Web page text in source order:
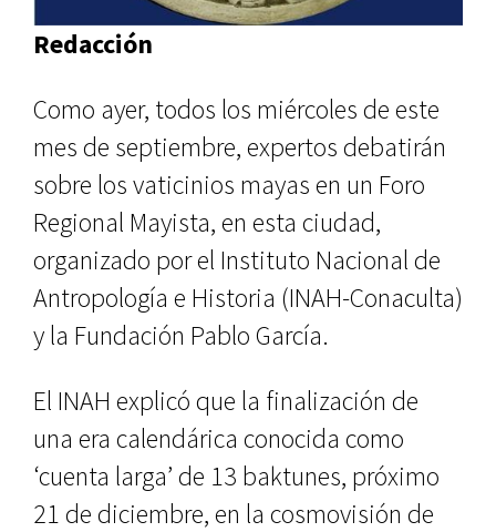
Redacción
Como ayer, todos los miércoles de este
mes de septiembre, expertos debatirán
sobre los vaticinios mayas en un Foro
Regional Mayista, en es­ta ciudad,
organizado por el Instituto Nacional de
Antropología e Historia (INAH-Conaculta)
y la Fundación Pablo García.
El INAH explicó que la finaliza­ción de
una era calendárica conoci­da como
‘cuenta larga’ de 13 baktunes, próximo
21 de diciembre, en la cos­movisión de